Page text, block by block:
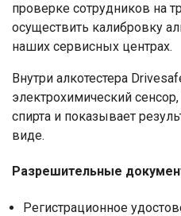
проверке сотрудников на
осуществить калибровку
наших сервисных центрах.
Внутри алкотестера
электрохимический
спирта и показывает
виде.
Разрешительные
Регистрационное